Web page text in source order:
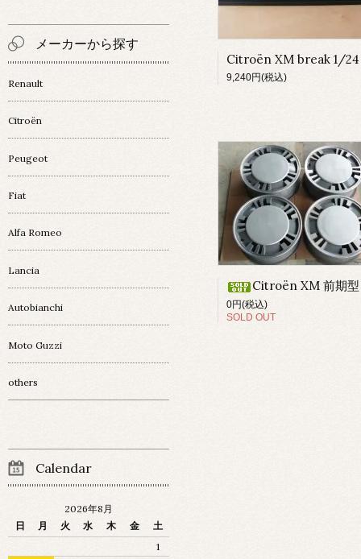
9,240円(税込)
Citroën XM 前期型 純正ホイー
0円(税込)
SOLD OUT
メーカーから探す
Renault
Citroën
Peugeot
Fiat
Alfa Romeo
Lancia
Autobianchi
Moto Guzzi
others
Calendar
2026年8月
日
月 火 水 木 金
土
1